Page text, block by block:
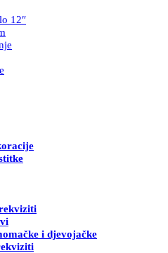
12″
i djevojačke